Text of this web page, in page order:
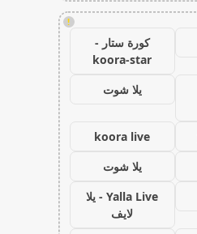
!
كورة ستار -
koora-star
يلا شوت
koora live
يلا شوت
Yalla Live - يلا
لايف